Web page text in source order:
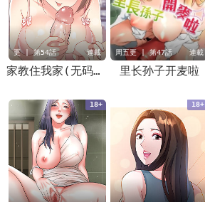
更 | 第54話 連載
家教住我家(无码版)
周五更 | 第47話 連載
里长孙子开麦啦
18+ 18+